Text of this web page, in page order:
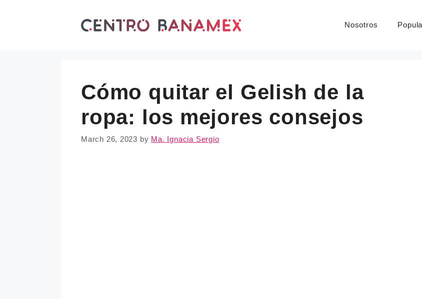
Nosotros
Cómo quitar el Gelish de la
ropa: los mejores consejos
March 26, 2023 by Ma. Ignacia Sergio